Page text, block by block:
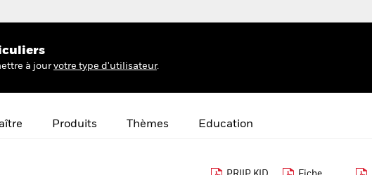
à jour votre type d'utilisateur.
Produits Thèmes Education